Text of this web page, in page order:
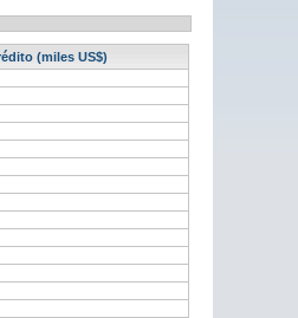
(miles US$)